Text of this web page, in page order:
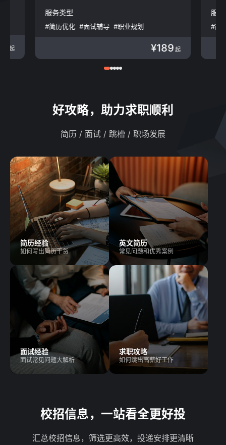
起
政府/非盈利
人力资源
Web 3.0
服务类型
#简历优化 #面试辅导 #职业规划
¥189起
服
#简
好攻略，助力求职顺利
简历 / 面试 / 跳槽 / 职场发展
简历经验
如何写出简历干货
英文简历
常见问题和优秀案例
面试经验
面试常见问题大解析
求职攻略
如何跳出高薪好工作
校招信息，一站看全更好投
汇总校招信息，筛选更高效，投递安排更清晰